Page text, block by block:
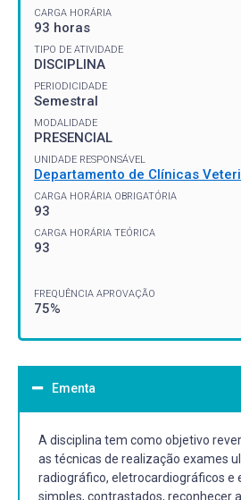
CARGA HORÁRIA
93 horas
TIPO DE ATIVIDADE
DISCIPLINA
PERIODICIDADE
Semestral
MODALIDADE
PRESENCIAL
UNIDADE RESPONSÁVEL
Departamento de Clínicas
CARGA HORÁRIA OBRIGATÓRIA
93
CARGA HORÁRIA TEÓRICA
93
FREQUÊNCIA APROVAÇÃO
75%
Ementa
A disciplina tem como objetivo
as técnicas de realização exames
radiográfico, eletrocardiográficos e
simples, contrastados, reconhecer